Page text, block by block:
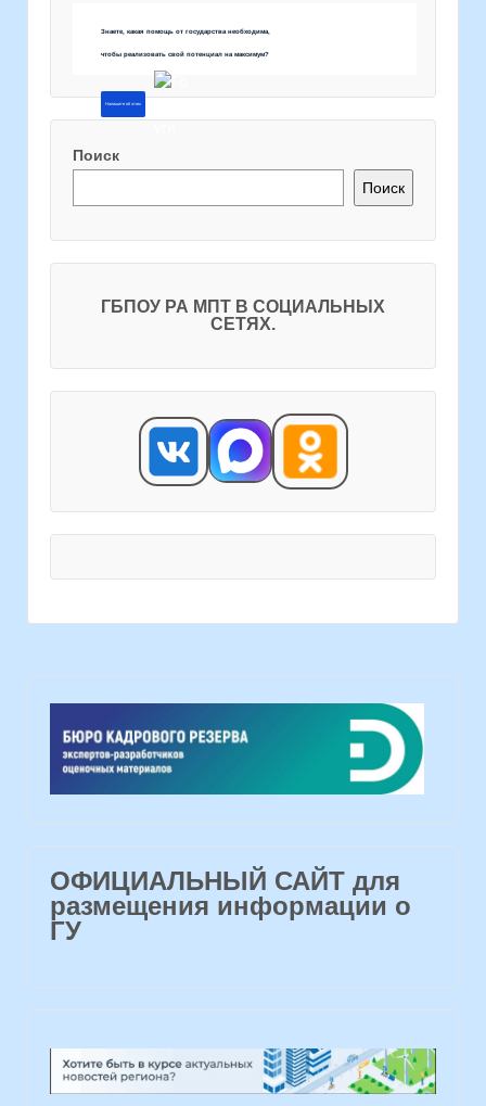
Знаете, какая помощь от государства необходима,
чтобы реализовать свой потенциал на максимум?
Напишите об этом
Поиск
Поиск
ГБПОУ РА МПТ В СОЦИАЛЬНЫХ
СЕТЯХ.
ОФИЦИАЛЬНЫЙ САЙТ для
размещения информации о
ГУ